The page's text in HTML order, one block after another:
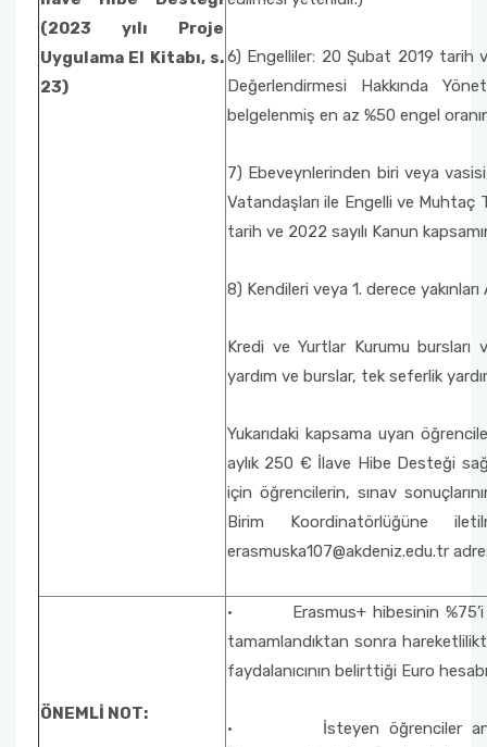
(2023 yılı Proje
Uygulama El Kitabı, s.
23)
6) Engelliler: 20 Şubat 2019 tarih
Değerlendirmesi Hakkında
belgelenmiş en az %50 engel
7) Ebeveynlerinden biri veya
Vatandaşları ile Engelli ve Muhtaç
tarih ve 2022 sayılı Kanun
8) Kendileri veya 1. derece
Kredi ve Yurtlar Kurumu
yardım ve burslar, tek seferlik
Yukarıdaki kapsama uyan
aylık 250 € İlave Hibe Desteği
için öğrencilerin, sınav
Birim Koordinatörlüğüne
erasmuska107@akdeniz.edu.tr
ÖNEMLİ NOT:
· Erasmus+ hibesinin %75’i
tamamlandıktan sonra
faydalanıcının belirttiği Euro
· İsteyen öğrenciler